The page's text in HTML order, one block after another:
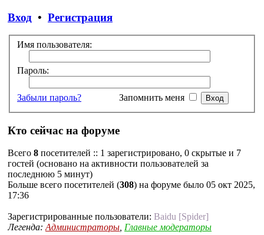
Вход • Регистрация
Имя пользователя:
Пароль:
Забыли пароль? Запомнить меня
Кто сейчас на форуме
Всего 8 посетителей :: 1 зарегистрировано, 0 скрытые и 7
гостей (основано на активности пользователей за
последнюю 5 минут)
Больше всего посетителей (308) на форуме было 05 окт 2025,
17:36
Зарегистрированные пользователи: Baidu [Spider]
Легенда:Администраторы, Главные модераторы